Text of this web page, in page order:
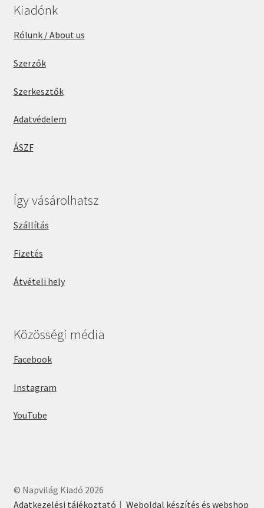
Kiadónk
Rólunk / About us
Szerzők
Szerkesztők
Adatvédelem
ÁSZF
Így vásárolhatsz
Szállítás
Fizetés
Átvételi hely
Közösségi média
Facebook
Instagram
YouTube
© Napvilág Kiadó 2026
Adatkezelési tájékoztató
Weboldal készítés és webshop